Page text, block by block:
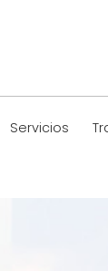
Servicios